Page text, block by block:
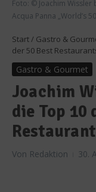
Foto: © Joachim Wissler
Acqua Panna „World’s
Start / Gastro &
der 50 Best
Gastro & Gourmet
Joachim
die Top 10
Von Redaktion 30.